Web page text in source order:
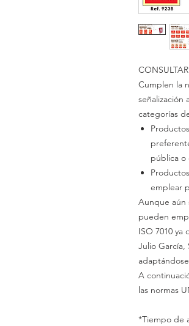
Cumplen la
señalización
categorías
pública o
emplear
Aunque aún
pueden
ISO 7010 ya
Julio García,
adaptándose
A
las normas
*Tiempo de